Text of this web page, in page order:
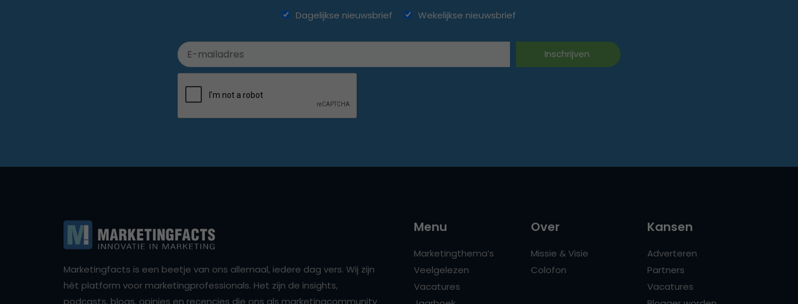
Dagelijkse nieuwsbrief Wekelijkse nieuwsbrief
Marketingfacts is een beetje van ons allemaal, iedere dag vers. Wij zijn
hét platform voor marketingprofessionals. Het zijn de insights,
podcasts, blogs, opinies en recencies die ons als marketingcommunity
Menu
Marketingthema’s
Veelgelezen
Vacatures
Over
Missie & Visie
Colofon
Kansen
Adverteren
Partners
Vacatures